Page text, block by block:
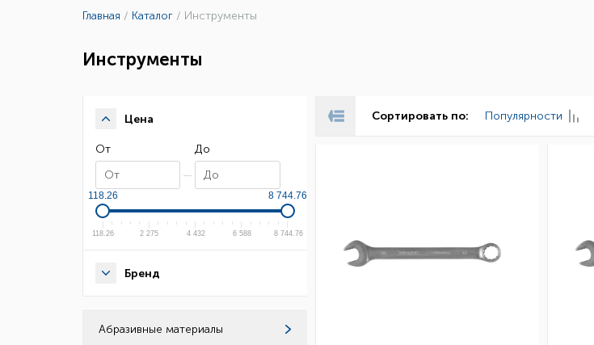
Главная / Каталог / Инструменты
Инструменты
Цена
От До
118.26 8 744.76
118.26 2 275 4 432 6 588 8 744.76
Бренд
Абразивные материалы
Сортировать по: Популярности